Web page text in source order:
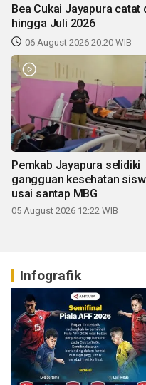
Bea Cukai Jayapura
hingga Juli 2026
06 August 2026 20:20 WIB
Pemkab Jayapura selidiki
gangguan kesehatan
usai santap MBG
05 August 2026 12:22 WIB
Infografik